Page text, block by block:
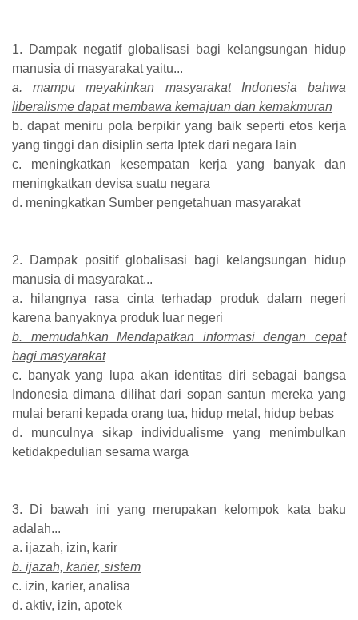
1. Dampak negatif globalisasi bagi kelangsungan hidup
manusia di masyarakat yaitu...
a. mampu meyakinkan masyarakat Indonesia bahwa
liberalisme dapat membawa kemajuan dan kemakmuran
b. dapat meniru pola berpikir yang baik seperti etos kerja
yang tinggi dan disiplin serta Iptek dari negara lain
c. meningkatkan kesempatan kerja yang banyak dan
meningkatkan devisa suatu negara
d. meningkatkan Sumber pengetahuan masyarakat
2. Dampak positif globalisasi bagi kelangsungan hidup
manusia di masyarakat...
a. hilangnya rasa cinta terhadap produk dalam negeri
karena banyaknya produk luar negeri
b. memudahkan Mendapatkan informasi dengan cepat
bagi masyarakat
c. banyak yang lupa akan identitas diri sebagai bangsa
Indonesia dimana dilihat dari sopan santun mereka yang
mulai berani kepada orang tua, hidup metal, hidup bebas
d. munculnya sikap individualisme yang menimbulkan
ketidakpedulian sesama warga
3. Di bawah ini yang merupakan kelompok kata baku
adalah...
a. ijazah, izin, karir
b. ijazah, karier, sistem
c. izin, karier, analisa
d. aktiv, izin, apotek